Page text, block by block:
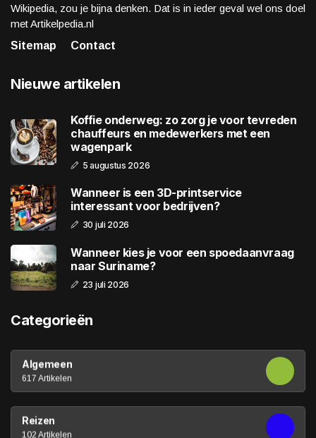
Wikipedia, zou je bijna denken. Dat is in ieder geval wel ons doel
met Artikelpedia.nl
Sitemap
Contact
Nieuwe artikelen
Koffie onderweg: zo zorg je voor tevreden
chauffeurs en medewerkers met een
wagenpark
5 augustus 2026
Wanneer is een 3D-printservice
interessant voor bedrijven?
30 juli 2026
Wanneer kies je voor een spoedaanvraag
naar Suriname?
23 juli 2026
Categorieën
Algemeen
617 Artikelen
Reizen
102 Artikelen